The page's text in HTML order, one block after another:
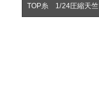
TOP糸 1/24圧縮天竺